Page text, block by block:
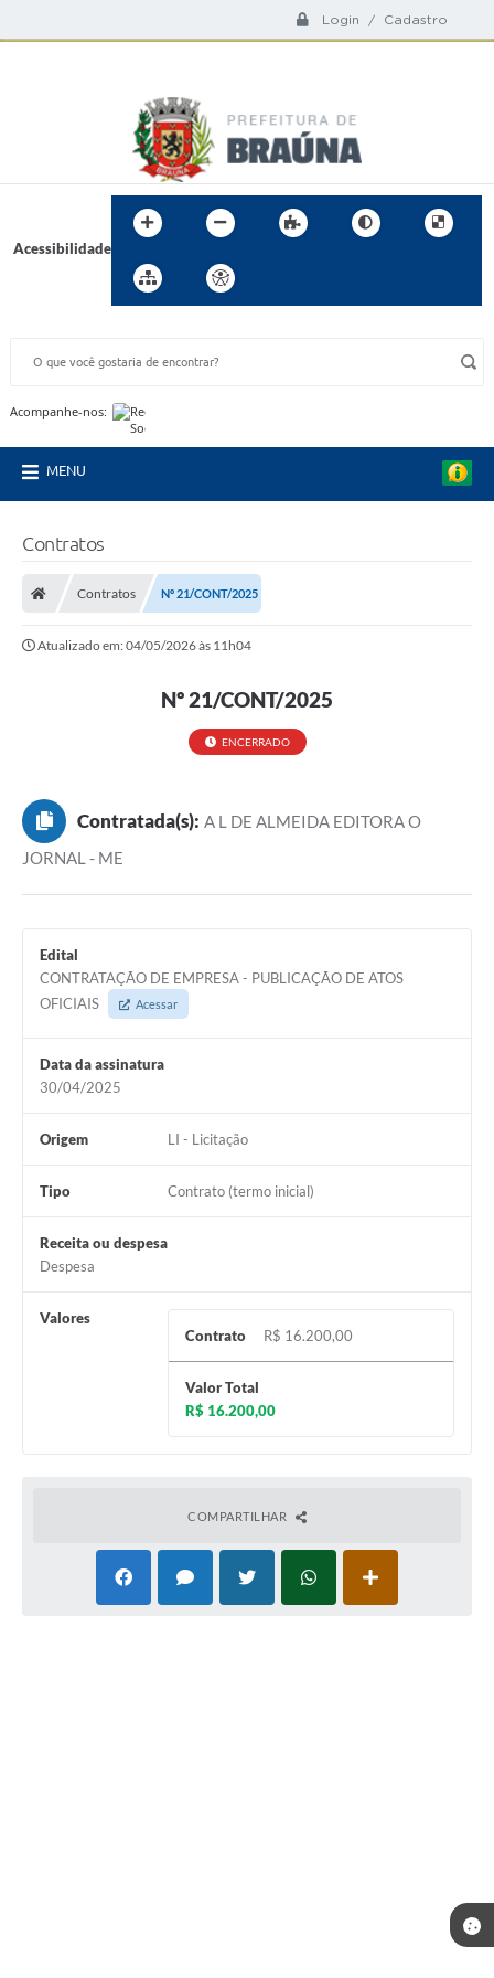
Login / Cadastro
Acessibilidade
Acompanhe-nos:
MENU
Contratos
Contratos Nº 21/CONT/2025
Atualizado em: 04/05/2026 às 11h04
Nº 21/CONT/2025
ENCERRADO
Contratada(s): A L DE ALMEIDA EDITORA O
JORNAL - ME
Edital
CONTRATAÇÃO DE EMPRESA - PUBLICAÇÃO DE ATOS
OFICIAIS
Acessar
Data da assinatura
30/04/2025
Origem LI - Licitação
Tipo Contrato (termo inicial)
Receita ou despesa
Despesa
Valores
Contrato
R$ 16.200,00
Valor Total
R$ 16.200,00
COMPARTILHAR